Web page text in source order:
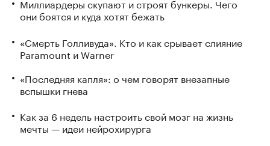
Миллиардеры скупают и строят бункеры. Чего
они боятся и куда хотят бежать
«Смерть Голливуда». Кто и как срывает слияние
Paramount и Warner
«Последняя капля»: о чем говорят внезапные
вспышки гнева
Как за 6 недель настроить свой мозг на жизнь
мечты — идеи нейрохирурга